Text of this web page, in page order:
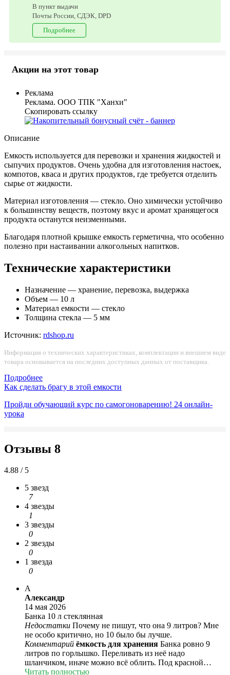
В пункт выдачи
Почты России, СДЭК, DPD
Подробнее
Акции на этот товар
Реклама
Реклама. ООО ТПК "Ханхи"
Скопировать ссылку
Описание
Емкость используется для перевозки и хранения жидкостей и
сыпучих продуктов. Очень удобна для изготовления настоек,
компотов, кваса и других продуктов, где требуется отделить
сырье от жидкости.
Материал изготовления — стекло. Оно химически устойчиво
к большинству веществ, поэтому вкус и аромат хранящегося
продукта останутся неизменными.
Благодаря плотной крышке емкость герметична, что особенно
полезно при настаивании алкогольных напитков.
Технические характеристики
Назначение — хранение, перевозка, выдержка
Объем — 10 л
Материал емкости — стекло
Толщина стекла — 5 мм
Источник: rdshop.ru
Информация о технических характеристиках, комплектации и внешнем виде
товара основывается на последних доступных данных от поставщика.
Подробнее
Как сделать брагу в этой емкости
Пройди обучающий курс по самогоноварению! 24 онлайн-
урока
Отзывы 8
4.88 / 5
5 звезд
7
4 звезды
1
3 звезды
0
2 звезды
0
1 звезда
0
А
Александр
14 мая 2026
Банка 10 л стеклянная
Недостатки Почему не пишут, что она 9 литров? Мне
не особо критично, но 10 было бы лучше.
Комментарий ёмкость для хранения Банка ровно 9
литров по горлышко. Переливать из неё надо
шланчиком, иначе можно всё облить. Под красной
крышкой ещё одна, полиэтиленовая уплотнительная.
Читать полностью